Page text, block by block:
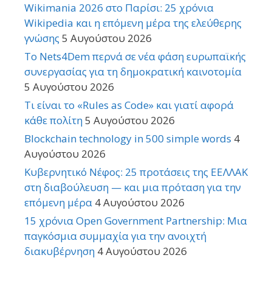
Wikimania 2026 στο Παρίσι: 25 χρόνια
Wikipedia και η επόμενη μέρα της ελεύθερης
γνώσης 5 Αυγούστου 2026
Το Nets4Dem περνά σε νέα φάση ευρωπαϊκής
συνεργασίας για τη δημοκρατική καινοτομία
5 Αυγούστου 2026
Τι είναι το «Rules as Code» και γιατί αφορά
κάθε πολίτη5 Αυγούστου 2026
Blockchain technology in 500 simple words 4
Αυγούστου 2026
Κυβερνητικό Νέφος: 25 προτάσεις της ΕΕΛΛΑΚ
στη διαβούλευση — και μια πρόταση για την
επόμενη μέρα 4 Αυγούστου 2026
15 χρόνια Open Government Partnership: Μια
παγκόσμια συμμαχία για την ανοιχτή
διακυβέρνηση 4 Αυγούστου 2026